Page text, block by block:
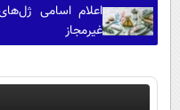
اعلام اسامی
غیرمجاز